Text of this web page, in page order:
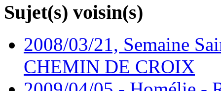
Sujet(s) voisin(s)
2008/03/21, Semaine
CHEMIN DE CROIX